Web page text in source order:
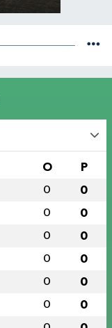
O P
0 0
0 0
0 0
0 0
0 0
0 0